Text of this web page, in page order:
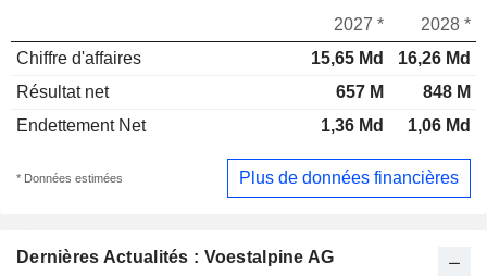
Dernières Actualités : Voestalpine AG
2027 *
2028 *
Chiffre d'affaires
15,65 Md
16,26 Md
Résultat net
657 M
848 M
Endettement Net
1,36 Md 1,06 Md
* Données estimées Plus de données financières